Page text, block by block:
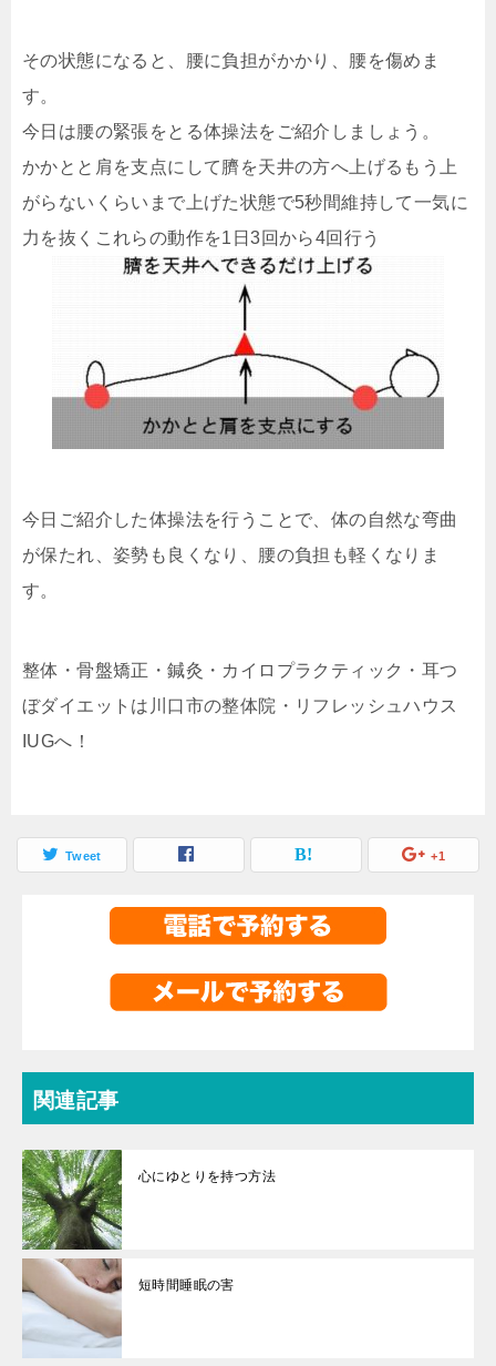
その状態になると、腰に負担がかかり、腰を傷めま
す。
今日は腰の緊張をとる体操法をご紹介しましょう。
かかとと肩を支点にして臍を天井の方へ上げるもう上
がらないくらいまで上げた状態で5秒間維持して一気に
力を抜くこれらの動作を1日3回から4回行う
今日ご紹介した体操法を行うことで、体の自然な弯曲
が保たれ、姿勢も良くなり、腰の負担も軽くなりま
す。
整体・骨盤矯正・鍼灸・カイロプラクティック・耳つ
ぼダイエットは川口市の整体院・リフレッシュハウス
IUGへ！
Tweet +1
関連記事
心にゆとりを持つ方法
短時間睡眠の害